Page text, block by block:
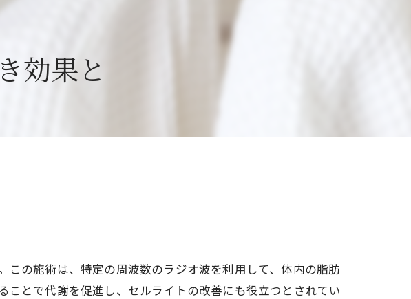
鍼治療 (90分)
フェイシャル
効果と
の施術は、特定の周波数のラジオ波を利用して、体内の脂肪
とで代謝を促進し、セルライトの改善にも役立つとされてい